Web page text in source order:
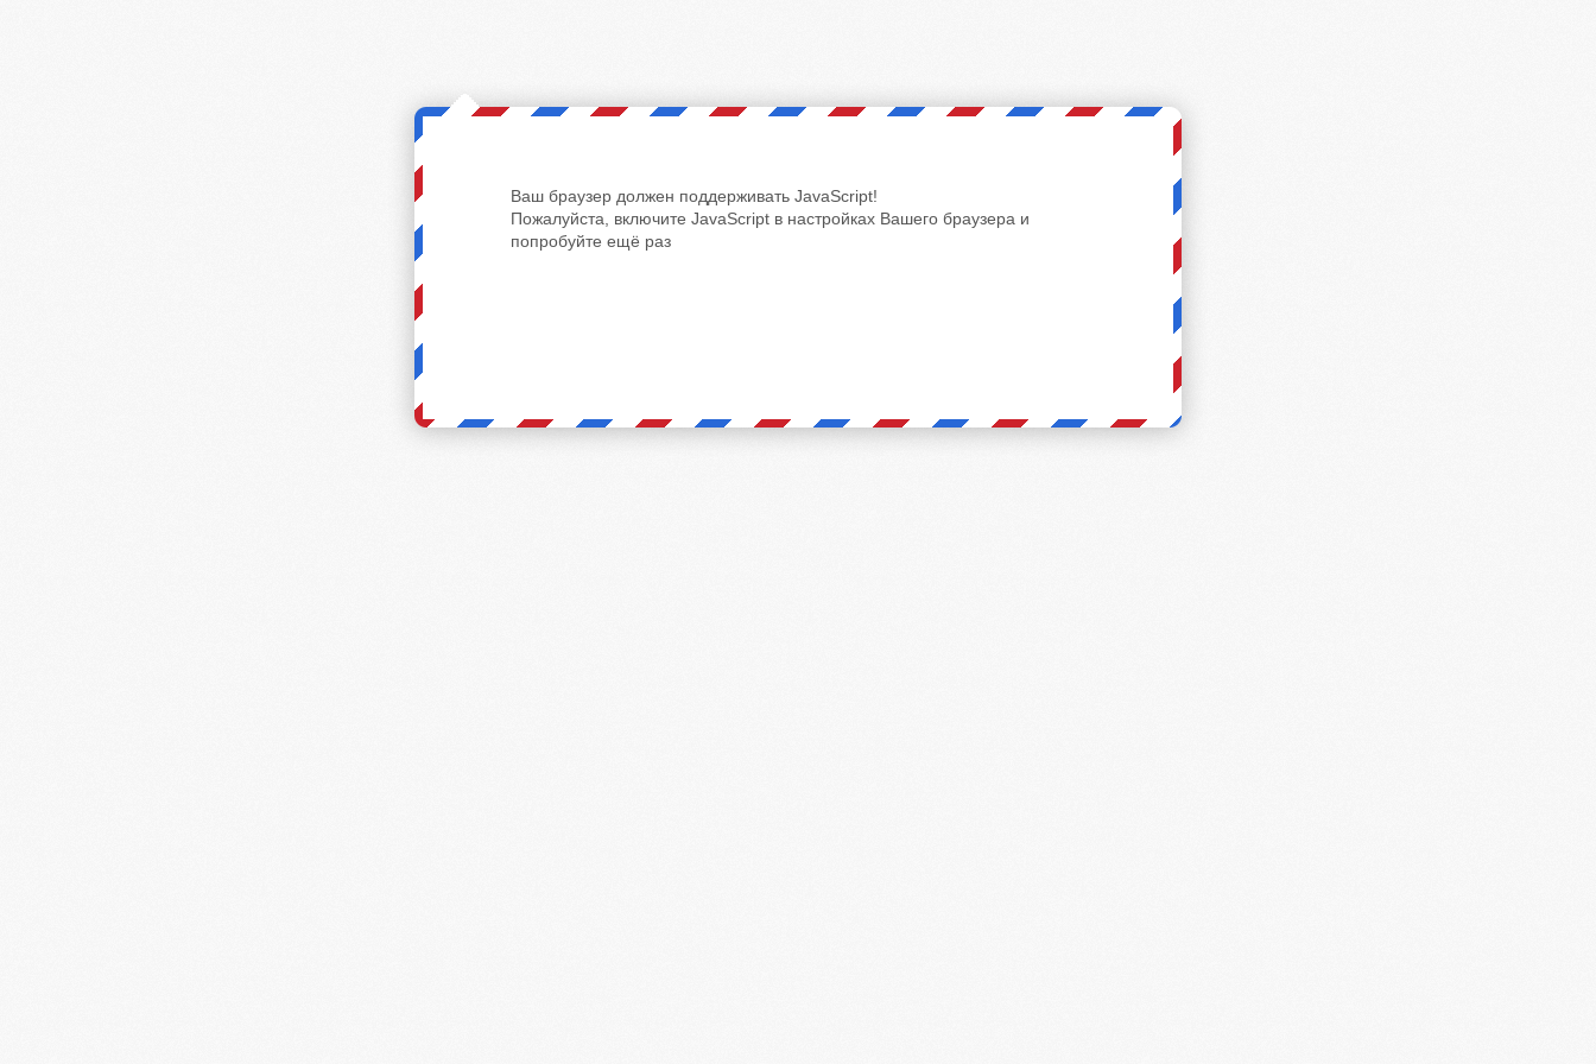
Ваш браузер должен поддерживать JavaScript!
Пожалуйста, включите JavaScript в настройках Вашего браузера и
попробуйте ещё раз